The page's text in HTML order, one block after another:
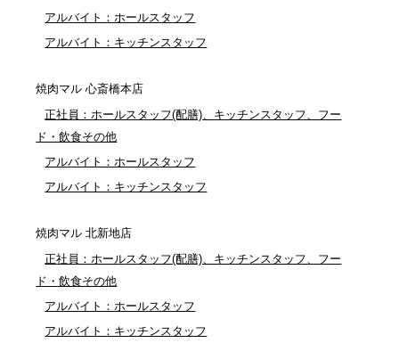
アルバイト：ホールスタッフ
アルバイト：キッチンスタッフ
焼肉マル 心斎橋本店
正社員：ホールスタッフ(配膳)、キッチンスタッフ、フー
ド・飲食その他
アルバイト：ホールスタッフ
アルバイト：キッチンスタッフ
焼肉マル 北新地店
正社員：ホールスタッフ(配膳)、キッチンスタッフ、フー
ド・飲食その他
アルバイト：ホールスタッフ
アルバイト：キッチンスタッフ